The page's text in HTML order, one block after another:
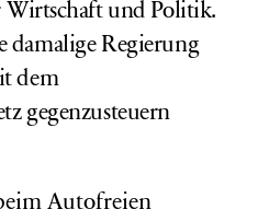
Wirtschaft und Politik.
damalige Regierung
dem
gegenzusteuern